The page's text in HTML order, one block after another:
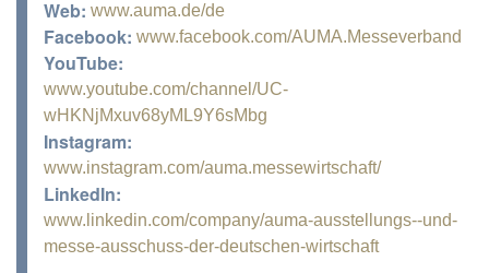
Web: www.auma.de/de
Facebook: www.facebook.com/AUMA.Messeverband
YouTube:
www.youtube.com/channel/UC-
wHKNjMxuv68yML9Y6sMbg
Instagram:
www.instagram.com/auma.messewirtschaft/
LinkedIn:
www.linkedin.com/company/auma-ausstellungs--und-
messe-ausschuss-der-deutschen-wirtschaft